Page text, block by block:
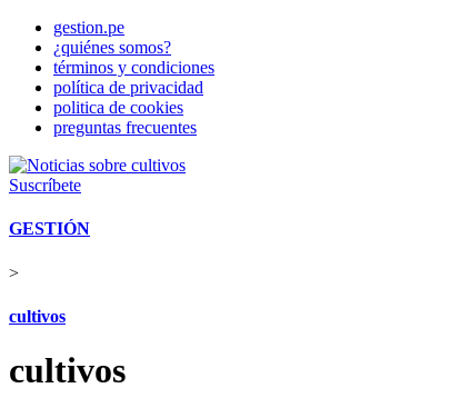
gestion.pe
¿quiénes somos?
términos y condiciones
política de privacidad
politica de cookies
preguntas frecuentes
Suscríbete
GESTIÓN
>
cultivos
cultivos